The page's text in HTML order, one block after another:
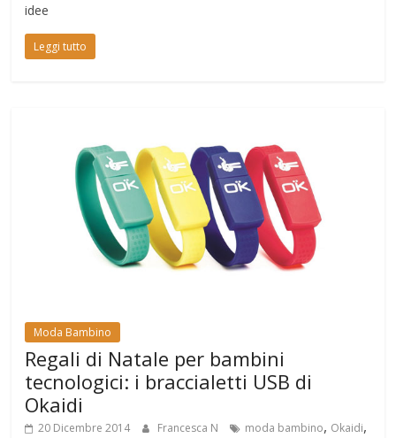
idee
Leggi tutto
Moda Bambino
Regali di Natale per bambini
tecnologici: i braccialetti USB di
Okaidi
20 Dicembre 2014 Francesca N moda bambino, Okaidi,